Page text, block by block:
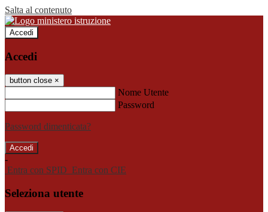
Salta al contenuto
Accedi
Accedi
button close ×
Nome Utente
Password
Password dimenticata?
-
Entra con SPID Entra con CIE
Seleziona utente